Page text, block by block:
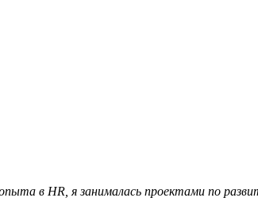
в HR, я занималась проектами по